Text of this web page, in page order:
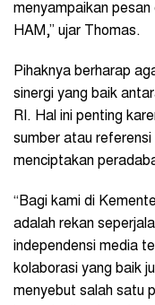
menyampaikan
HAM,” ujar Thomas.
Pihaknya berharap
sinergi yang baik
RI. Hal ini penting
sumber atau
menciptakan
“Bagi kami di
adalah rekan
independensi media
kolaborasi yang baik
menyebut salah satu